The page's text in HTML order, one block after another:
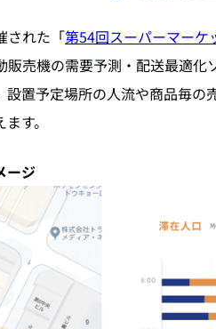
された「第54回スーパーマーケ
売機の需要予測・配送最適化
置予定場所の人流や商品毎の
す。
ージ